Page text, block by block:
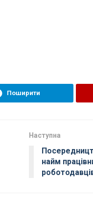
Поширити
Наступна
найм